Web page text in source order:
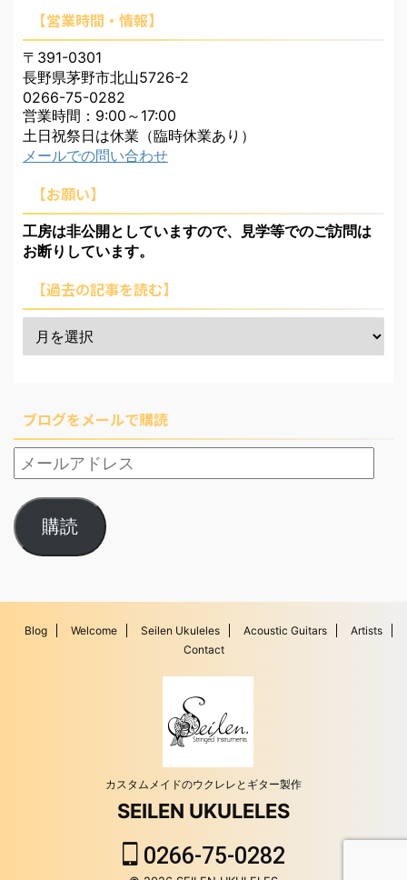
【営業時間・情報】
〒391-0301
長野県茅野市北山5726-2
0266-75-0282
営業時間：9:00～17:00
土日祝祭日は休業（臨時休業あり）
メールでの問い合わせ
【お願い】
工房は非公開としていますので、見学等でのご訪問は
お断りしています。
【過去の記事を読む】
ブログをメールで購読
購読
Blog Welcome Seilen Ukuleles Acoustic Guitars
Artists
Contact
カスタムメイドのウクレレとギター製作
SEILEN UKULELES
0266-75-0282